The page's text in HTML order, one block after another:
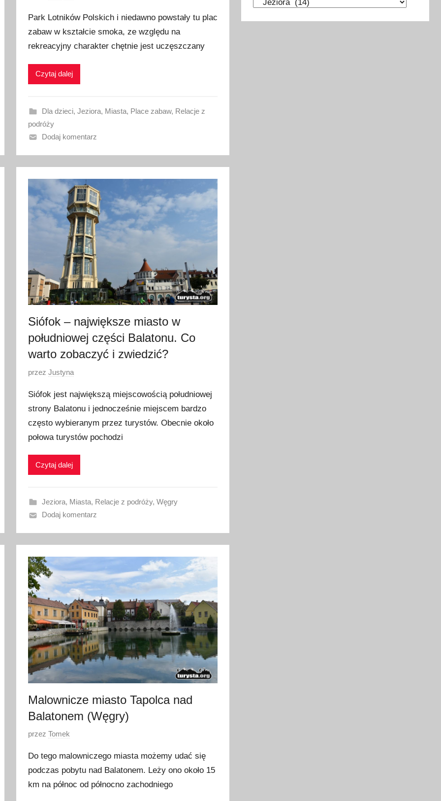
u
b
l
o
a
n
o
p
a
Park Lotników Polskich i niedawno powstały tu plac
zabaw w kształcie smoka, ze względu na
rekreacyjny charakter chętnie jest uczęszczany
Czytaj dalej
Dla dzieci, Jeziora, Miasta, Place zabaw, Relacje z
podróży
Dodaj komentarz
Siófok – największe miasto w
południowej części Balatonu. Co
warto zobaczyć i zwiedzić?
O
u
b
l
i
w
n
o
i
e
r
p
n
i
a
2
0
1
przezJustyna
Siófok jest największą miejscowością południowej
strony Balatonu i jednocześnie miejscem bardzo
często wybieranym przez turystów. Obecnie około
połowa turystów pochodzi
Czytaj dalej
Jeziora, Miasta, Relacje z podróży, Węgry
Dodaj komentarz
Malownicze miasto Tapolca nad
Balatonem (Węgry)
O
u
b
l
przezTomek
Do tego malowniczego miasta możemy udać się
podczas pobytu nad Balatonem. Leży ono około 15
km na północ od północno zachodniego